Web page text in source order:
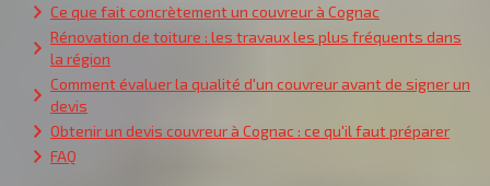
Ce que fait concrètement un couvreur à Cognac
Rénovation de toiture : les travaux les plus fréquents dans
la région
Comment évaluer la qualité d'un couvreur avant de signer un
devis
Obtenir un devis couvreur à Cognac : ce qu'il faut préparer
FAQ